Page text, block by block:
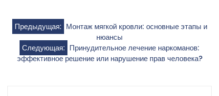
Навигация
по
записям
Предыдущая: Монтаж мягкой кровли: основные этапы и
нюансы
Следующая: Принудительное лечение наркоманов:
эффективное решение или нарушение прав человека?